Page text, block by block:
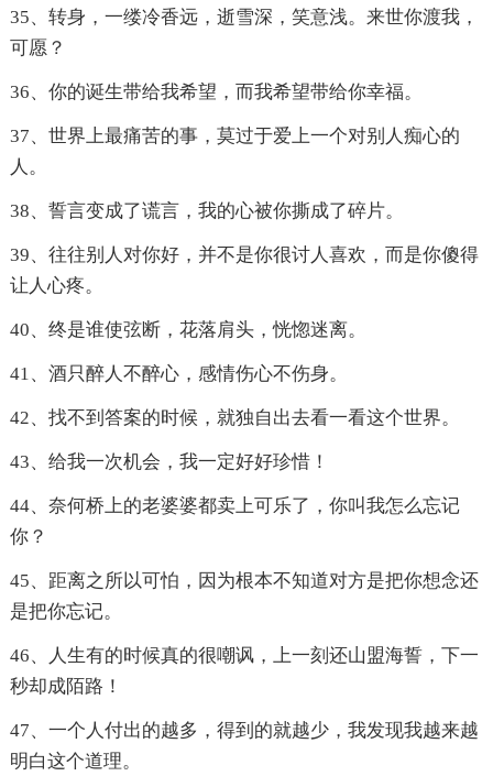
35、转身，一缕冷香远，逝雪深，笑意浅。来世你渡我，
可愿？
36、你的诞生带给我希望，而我希望带给你幸福。
37、世界上最痛苦的事，莫过于爱上一个对别人痴心的
人。
38、誓言变成了谎言，我的心被你撕成了碎片。
39、往往别人对你好，并不是你很讨人喜欢，而是你傻得
让人心疼。
40、终是谁使弦断，花落肩头，恍惚迷离。
41、酒只醉人不醉心，感情伤心不伤身。
42、找不到答案的时候，就独自出去看一看这个世界。
43、给我一次机会，我一定好好珍惜！
44、奈何桥上的老婆婆都卖上可乐了，你叫我怎么忘记
你？
45、距离之所以可怕，因为根本不知道对方是把你想念还
是把你忘记。
46、人生有的时候真的很嘲讽，上一刻还山盟海誓，下一
秒却成陌路！
47、一个人付出的越多，得到的就越少，我发现我越来越
明白这个道理。